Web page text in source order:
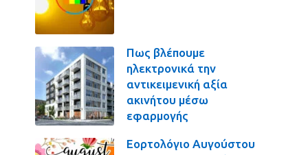
Πως βλέπουμε
ηλεκτρονικά την
αντικειμενική αξία
ακινήτου μέσω
εφαρμογής
Εορτολόγιο Αυγούστου